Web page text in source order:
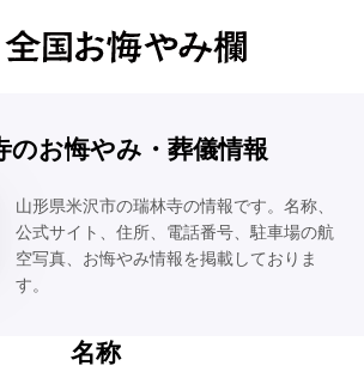
のお悔やみ・葬儀情報
山形県米沢市の瑞林寺の情報です。名称、
公式サイト、住所、電話番号、駐車場の航
空写真、お悔やみ情報を掲載しておりま
す。
名称